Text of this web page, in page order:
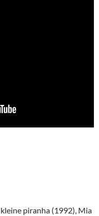
piranha (1992), Mia